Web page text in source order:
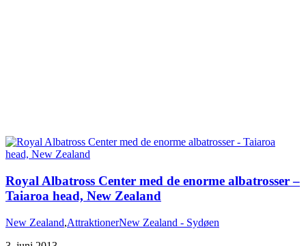
Royal Albatross Center med de enorme albatrosser –
New Zealand,AttraktionerNew Zealand - Sydøen